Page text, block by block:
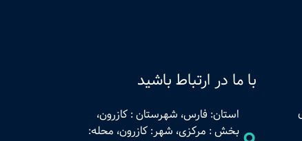
با ما در ارتباط باشید
استان: فارس، شهرستان : کازرون،
بخش : مرکزی، شهر: کازرون، محله: